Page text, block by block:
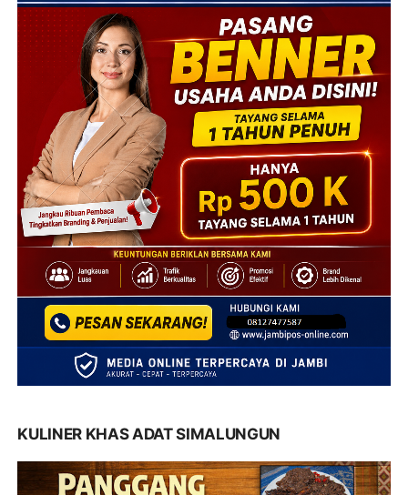
KULINER KHAS ADAT SIMALUNGUN